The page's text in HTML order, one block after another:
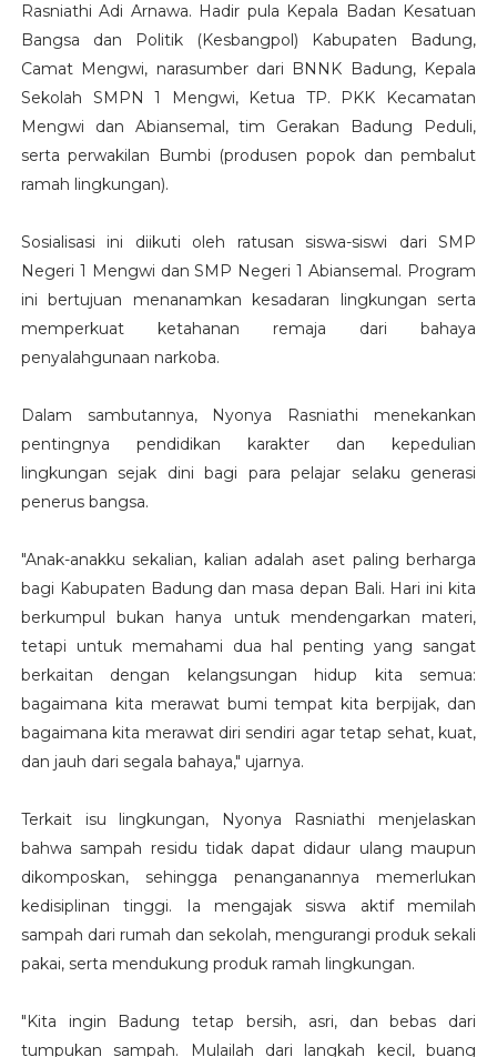
Rasniathi Adi Arnawa. Hadir pula Kepala Badan Kesatuan
Bangsa dan Politik (Kesbangpol) Kabupaten Badung,
Camat Mengwi, narasumber dari BNNK Badung, Kepala
Sekolah SMPN 1 Mengwi, Ketua TP. PKK Kecamatan
Mengwi dan Abiansemal, tim Gerakan Badung Peduli,
serta perwakilan Bumbi (produsen popok dan pembalut
ramah lingkungan).
Sosialisasi ini diikuti oleh ratusan siswa-siswi dari SMP
Negeri 1 Mengwi dan SMP Negeri 1 Abiansemal. Program
ini bertujuan menanamkan kesadaran lingkungan serta
memperkuat ketahanan remaja dari bahaya
penyalahgunaan narkoba.
Dalam sambutannya, Nyonya Rasniathi menekankan
pentingnya pendidikan karakter dan kepedulian
lingkungan sejak dini bagi para pelajar selaku generasi
penerus bangsa.
"Anak-anakku sekalian, kalian adalah aset paling berharga
bagi Kabupaten Badung dan masa depan Bali. Hari ini kita
berkumpul bukan hanya untuk mendengarkan materi,
tetapi untuk memahami dua hal penting yang sangat
berkaitan dengan kelangsungan hidup kita semua:
bagaimana kita merawat bumi tempat kita berpijak, dan
bagaimana kita merawat diri sendiri agar tetap sehat, kuat,
dan jauh dari segala bahaya," ujarnya.
Terkait isu lingkungan, Nyonya Rasniathi menjelaskan
bahwa sampah residu tidak dapat didaur ulang maupun
dikomposkan, sehingga penanganannya memerlukan
kedisiplinan tinggi. Ia mengajak siswa aktif memilah
sampah dari rumah dan sekolah, mengurangi produk sekali
pakai, serta mendukung produk ramah lingkungan.
"Kita ingin Badung tetap bersih, asri, dan bebas dari
tumpukan sampah. Mulailah dari langkah kecil, buang